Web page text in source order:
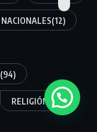
NACIONALES(12)
(94)
RELIGIÓN (15)